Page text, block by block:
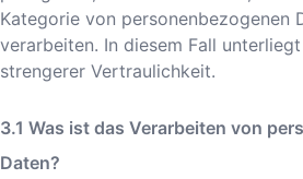
Kategorie von personenbezogenen
verarbeiten. In diesem Fall
strengerer Vertraulichkeit.
Was ist das Verarbeiten von
Daten?